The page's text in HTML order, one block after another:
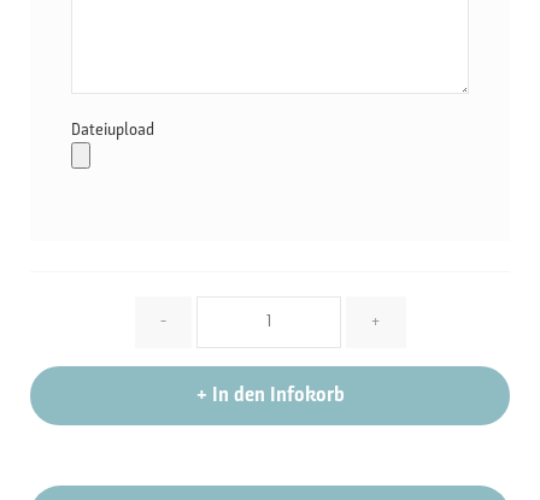
Dateiupload
- +
+ In den Infokorb